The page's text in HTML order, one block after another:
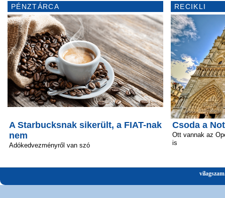
PÉNZTÁRCA
A Starbucksnak sikerült, a FIAT-nak
nem
Adókedvezményről van szó
RECIKLI
Csoda a
Ott vannak az
is